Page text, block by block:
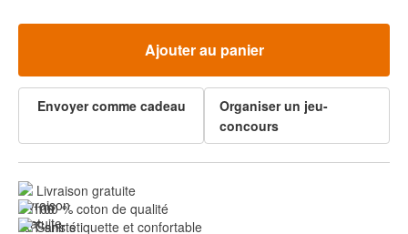
Ajouter au panier
Envoyer comme cadeau
Organiser un jeu-
concours
Livraison gratuite
100 % coton de qualité
Sans étiquette et confortable